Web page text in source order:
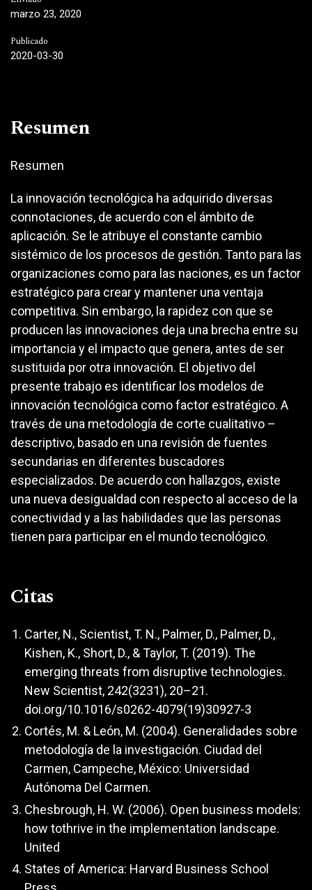
marzo 23, 2020
Publicado
2020-03-30
Resumen
Resumen
La innovación tecnológica ha adquirido diversas
connotaciones, de acuerdo con el ámbito de
aplicación. Se le atribuye el constante cambio
sistémico de los procesos de gestión. Tanto para las
organizaciones como para las naciones, es un factor
estratégico para crear y mantener una ventaja
competitiva. Sin embargo, la rapidez con que se
producen las innovaciones deja una brecha entre su
importancia y el impacto que genera, antes de ser
sustituida por otra innovación. El objetivo del
presente trabajo es identificar los modelos de
innovación tecnológica como factor estratégico. A
través de una metodología de corte cualitativo –
descriptivo, basado en una revisión de fuentes
secundarias en diferentes buscadores
especializados. De acuerdo con hallazgos, existe
una nueva desigualdad con respecto al acceso de la
conectividad y a las habilidades que las personas
tienen para participar en el mundo tecnológico.
Citas
Carter, N., Scientist, T. N., Palmer, D., Palmer, D.,
Kishen, K., Short, D., & Taylor, T. (2019). The
emerging threats from disruptive technologies.
New Scientist, 242(3231), 20–21.
doi.org/10.1016/s0262-4079(19)30927-3
Cortés, M. & León, M. (2004). Generalidades sobre
metodología de la investigación. Ciudad del
Carmen, Campeche, México: Universidad
Autónoma Del Carmen.
Chesbrough, H. W. (2006). Open business models:
how tothrive in the implementation landscape.
United
States of America: Harvard Business School